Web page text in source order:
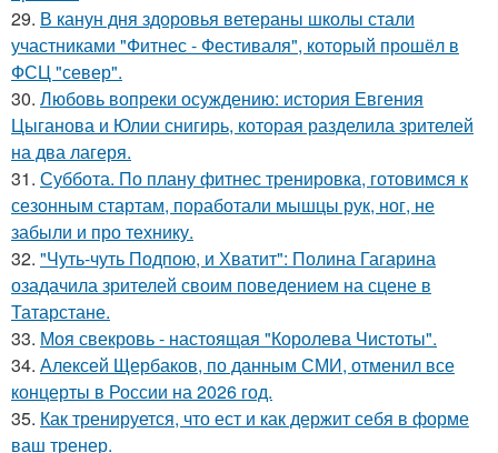
29. В канун дня здоровья ветераны школы стали
участниками "Фитнес - Фестиваля", который прошёл в
ФСЦ "север".
30. Любовь вопреки осуждению: история Евгения
Цыганова и Юлии снигирь, которая разделила зрителей
на два лагеря.
31. Суббота. По плану фитнес тренировка, готовимся к
сезонным стартам, поработали мышцы рук, ног, не
забыли и про технику.
32. "Чуть-чуть Подпою, и Хватит": Полина Гагарина
озадачила зрителей своим поведением на сцене в
Татарстане.
33. Моя свекровь - настоящая "Королева Чистоты".
34. Алексей Щербаков, по данным СМИ, отменил все
концерты в России на 2026 год.
35. Как тренируется, что ест и как держит себя в форме
ваш тренер.